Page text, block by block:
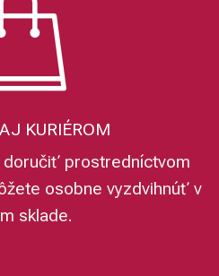
KURIÉROM
doručiť prostredníctvom
osobne vyzdvihnúť v
sklade.